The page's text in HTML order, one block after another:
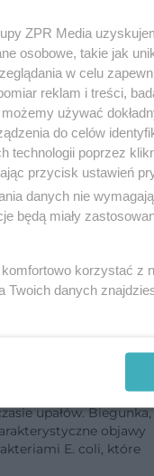
powoduje
w
obronną organizmu na
działania
upałów. Jak
upałów. Biegunka,
objawy
E. coli, które
ZPR Media
osobowe, takie jak
w celu
reklam i treści,
używać
do celów
poprzez
przycisk ustawień
danych nie
będą miały
korzystać z
Twoich danych